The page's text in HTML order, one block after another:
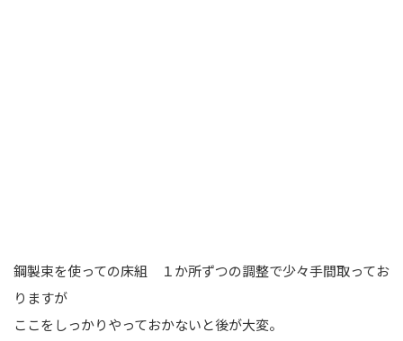
鋼製束を使っての床組 １か所ずつの調整で少々手間取ってお
りますが
ここをしっかりやっておかないと後が大変。